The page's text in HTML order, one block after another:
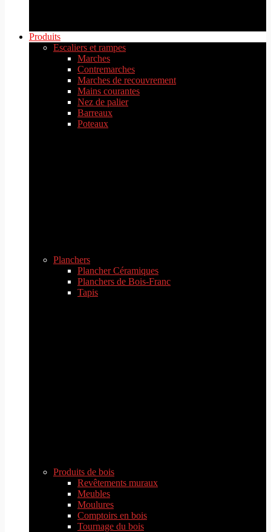
Produits
Escaliers et rampes
Marches
Contremarches
Marches de recouvrement
Mains courantes
Nez de palier
Barreaux
Poteaux
Planchers
Plancher Céramiques
Planchers de Bois-Franc
Tapis
Produits de bois
Revêtements muraux
Meubles
Moulures
Comptoirs en bois
Tournage du bois